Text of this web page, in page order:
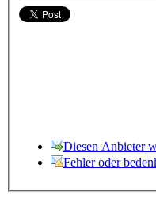
Diesen Anbieter
Fehler oder